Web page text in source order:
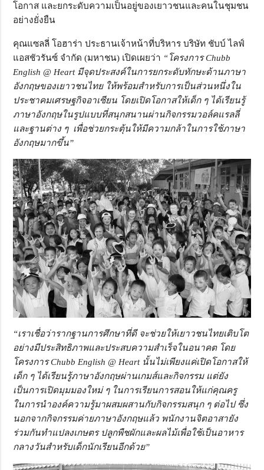
โอกาส และยกระดับความเป็นอยู่ของเยาวชนและคนในชุมชน
อย่างยั่งยืน
คุณแซลลี่ โอฮาร่า ประธานเจ้าหน้าที่บริหาร บริษัท ชับบ์ ไลฟ์
แอสชัวรันซ์ จำกัด (มหาชน) เปิดเผยว่า “โครงการ Chubb
English @ Heart มีจุดประสงค์ในการยกระดับทักษะด้านภาษา
อังกฤษของเยาวชนไทย ให้พร้อมสำหรับการเป็นส่วนหนึ่งใน
ประชาคมเศรษฐกิจอาเซียน โดยเปิดโอกาสให้เด็ก ๆ ได้เรียนรู้
ภาษาอังกฤษในรูปแบบที่สนุกสนานผ่านกิจกรรมวอล์คแรลลี่
และฐานต่าง ๆ เพื่อช่วยกระตุ้นให้มีความกล้าในการใช้ภาษา
อังกฤษมากขึ้น”
“เราเชื่อว่ารากฐานการศึกษาที่ดี จะช่วยให้เยาวชนไทยเติบโต
อย่างมีประสิทธิภาพและประสบความสำเร็จในอนาคต โดย
โครงการ Chubb English @ Heart นั้นไม่เพียงแค่เปิดโอกาสให้
เด็ก ๆ ได้เรียนรู้ภาษาอังกฤษผ่านเกมส์และกิจกรรม แต่ยัง
เป็นการเปิดมุมมองใหม่ ๆ ในการเรียนการสอนให้แก่คุณครู
ในการนำองค์ความรู้มาผสมผสานกับกิจกรรมสนุก ๆ ต่อไป ซึ่ง
นอกจากกิจกรรมค่ายภาษาอังกฤษแล้ว พนักงานจิตอาสายัง
ร่วมกันทำแปลงเกษตร ปลูกพืชผักและผลไม้เพื่อใช้เป็นอาหาร
กลางวันสำหรับเด็กนักเรียนอีกด้วย”